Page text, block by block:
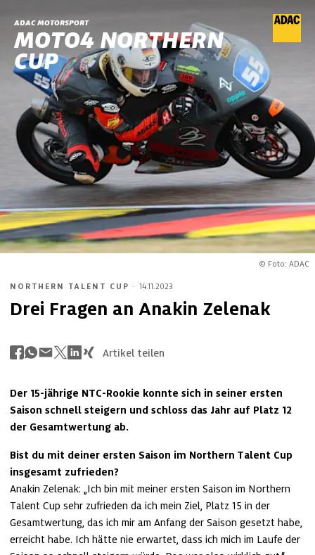
ADAC MOTORSPORT
MOTO4 NORTHERN
CUP
© Foto: ADAC
NORTHERN TALENT CUP · 14.11.2023
Drei Fragen an Anakin Zelenak
Artikel teilen
Der 15-jährige NTC-Rookie konnte sich in seiner ersten
Saison schnell steigern und schloss das Jahr auf Platz 12
der Gesamtwertung ab.
Bist du mit deiner ersten Saison im Northern Talent Cup
insgesamt zufrieden?
Anakin Zelenak: „Ich bin mit meiner ersten Saison im Northern
Talent Cup sehr zufrieden da ich mein Ziel, Platz 15 in der
Gesamtwertung, das ich mir am Anfang der Saison gesetzt habe,
erreicht habe. Ich hätte nie erwartet, dass ich mich im Laufe der